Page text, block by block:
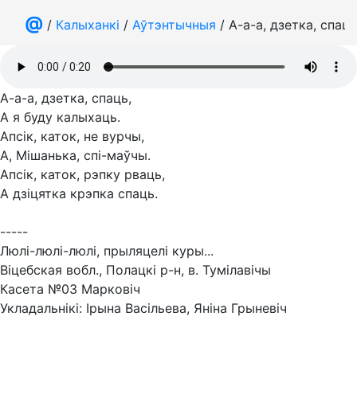
@ / Калыханкі / Аўтэнтычныя / А-а-а, дзетка, спаць
А-а-а, дзетка, спаць,
А я буду калыхаць.
Апсік, каток, не вурчы,
А, Мішанька, спі-маўчы.
Апсік, каток, рэпку рваць,
А дзіцятка крэпка спаць.
-----
Люлі-люлі-люлі, прыляцелі куры...
Віцебская вобл., Полацкі р-н, в. Тумілавічы
Касета №03 Марковіч
Укладальнікі: Ірына Васільева, Яніна Грыневіч